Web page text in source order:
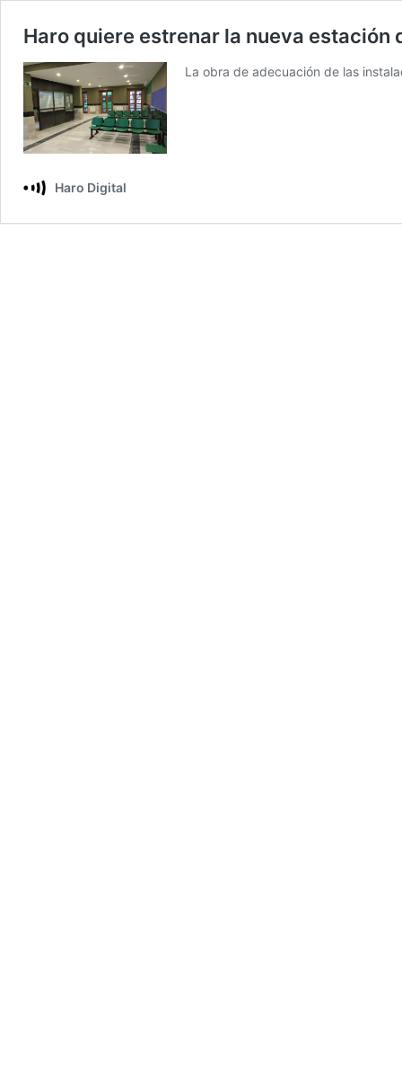
Haro quiere estrenar la nueva estación
La obra de adecuación de las
Haro Digital